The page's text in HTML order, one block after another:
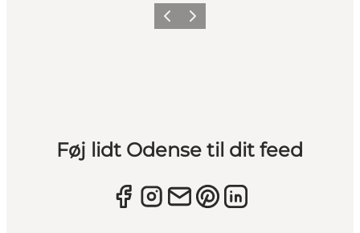
ForrigeNæste
Føj lidt Odense til dit feed